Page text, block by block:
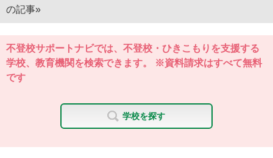
の記事»
不登校サポートナビでは、不登校・ひきこもりを支援する
学校、教育機関を検索できます。 ※資料請求はすべて無料
です
学校を探す